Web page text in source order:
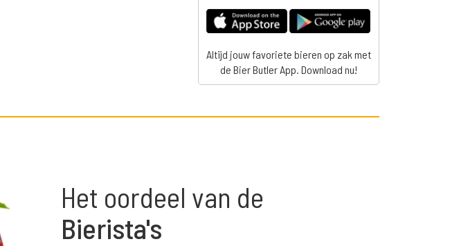
Altijd jouw favoriete bieren op zak met
de Bier Butler App. Download nu!
Het oordeel van de
Bierista's